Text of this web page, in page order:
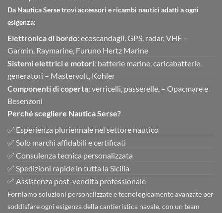
Da Nautica Serse trovi accessori e ricambi nautici adatti a ogni
esigenza:
Elettronica di bordo: ecoscandagli, GPS, radar, VHF –
Garmin, Raymarine, Furuno Hertz Marine
Sistemi elettrici e motori: batterie marine, caricabatterie,
generatori – Mastervolt, Kohler
Componenti di coperta: verricelli, passerelle, – Opacmare e
Besenzoni
Perché scegliere Nautica Serse?
✅ Esperienza pluriennale nel settore nautico
✅ Solo marchi affidabili e certificati
✅ Consulenza tecnica personalizzata
✅ Spedizioni rapide in tutta la Sicilia
✅ Assistenza post-vendita professionale
Forniamo soluzioni personalizzate e tecnologicamente avanzate per
soddisfare ogni esigenza della cantieristica navale, con un team